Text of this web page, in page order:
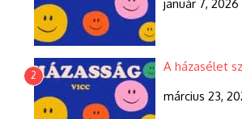
január 7, 2026
2
A házasélet
március 23,